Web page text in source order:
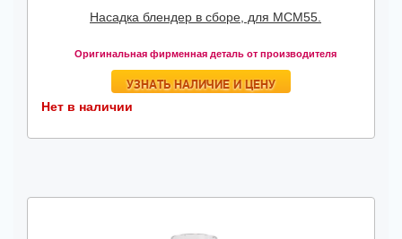
Насадка блендер в сборе, для MCM55.
Оригинальная фирменная деталь от производителя
УЗНАТЬ НАЛИЧИЕ И ЦЕНУ
Нет в наличии